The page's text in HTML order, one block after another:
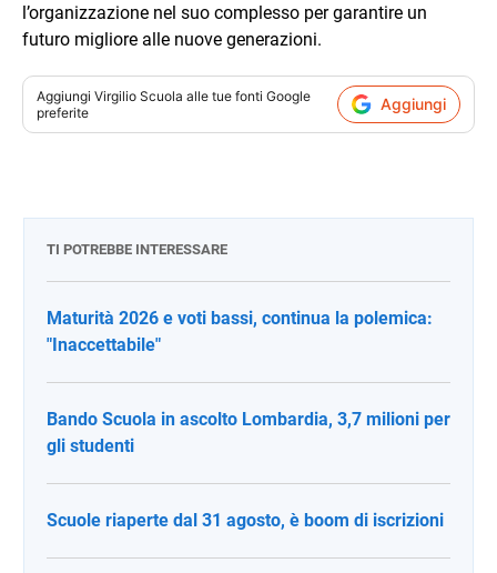
l’organizzazione nel suo complesso per garantire un
futuro migliore alle nuove generazioni.
Aggiungi Virgilio Scuola alle tue fonti Google
preferite
Aggiungi
TI POTREBBE INTERESSARE
Maturità 2026 e voti bassi, continua la polemica:
"Inaccettabile"
Bando Scuola in ascolto Lombardia, 3,7 milioni per
gli studenti
Scuole riaperte dal 31 agosto, è boom di iscrizioni